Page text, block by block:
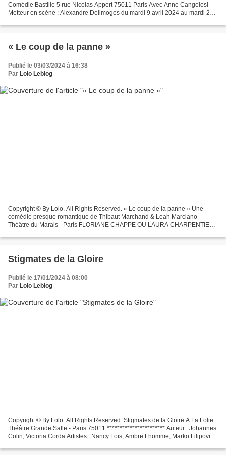
Comédie Bastille 5 rue Nicolas Appert 75011 Paris Avec Anne Cangelosi
Metteur en scène : Alexandre Delimoges du mardi 9 avril 2024 au mardi 28
« Le coup de la panne »
Publié le 03/03/2024 à 16:38
Par Lolo Leblog
Copyright © By Lolo. All Rights Reserved. « Le coup de la panne » Une
comédie presque romantique de Thibaut Marchand & Leah Marciano
Théâtre du Marais - Paris FLORIANE CHAPPE OU LAURA CHARPENTIER
AVEC...
Stigmates de la Gloire
Publié le 17/01/2024 à 08:00
Par Lolo Leblog
Copyright © By Lolo. All Rights Reserved. Stigmates de la Gloire A La Folie
Théâtre Grande Salle - Paris 75011 *********************** Auteur : Johannes
Colin, Victoria Corda Artistes : Nancy Loïs, Ambre Lhomme, Marko Filipovic,